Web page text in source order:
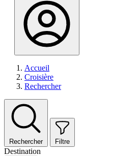
Accueil
Croisière
Rechercher
Rechercher Filtre
Destination